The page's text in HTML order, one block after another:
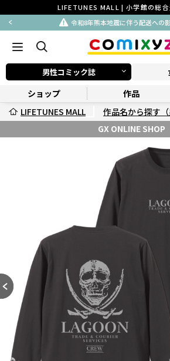
LIFETUNES MALL | 小学館の総合
令和8年熊本地震に伴う配送への
男性コミック誌
ショップ 作品
LIFETUNES MALL
作品名から探す（
GX ONLINE SHOP